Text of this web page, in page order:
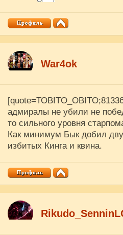
War4ok
адмиралы не убили не
то сильного уровня
Как минимум Бык добил
избитых Кинга и квина.